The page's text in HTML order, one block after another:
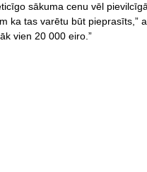
sākuma cenu vēl
ka tas varētu būt pieprasīts,”
vien 20 000 eiro.”